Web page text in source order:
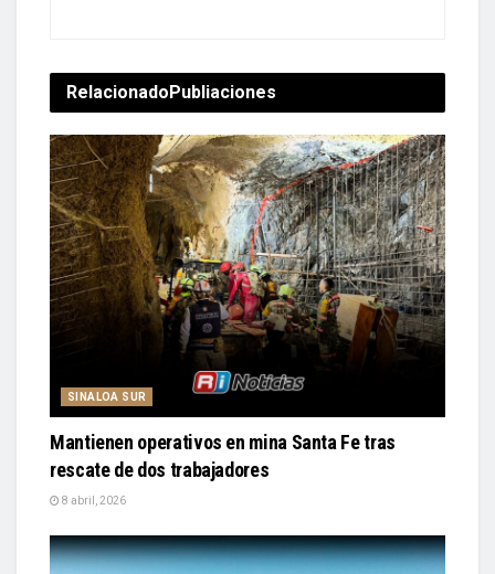
RelacionadoPubliaciones
SINALOA SUR
Mantienen operativos en mina Santa Fe tras
rescate de dos trabajadores
8 abril, 2026